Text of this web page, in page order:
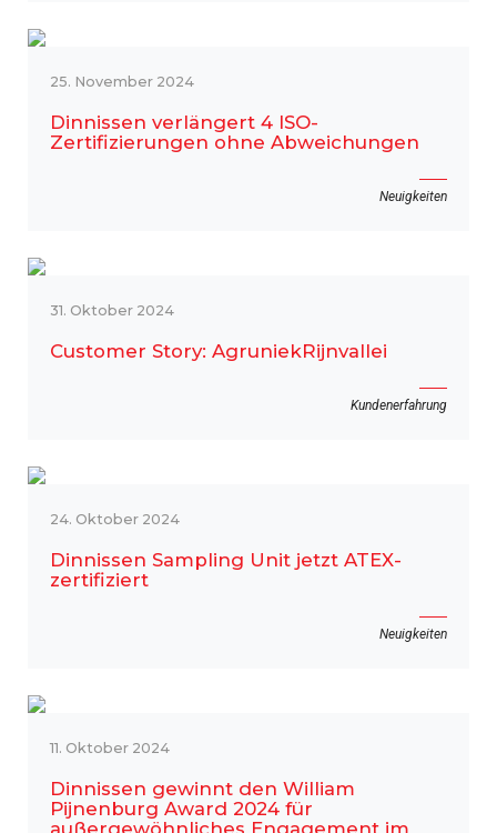
25. November 2024
Dinnissen verlängert 4 ISO-
Zertifizierungen ohne Abweichungen
Neuigkeiten
31. Oktober 2024
Customer Story: AgruniekRijnvallei
Kundenerfahrung
24. Oktober 2024
Dinnissen Sampling Unit jetzt ATEX-
zertifiziert
Neuigkeiten
11. Oktober 2024
Dinnissen gewinnt den William
Pijnenburg Award 2024 für
außergewöhnliches Engagement im